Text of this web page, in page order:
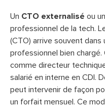
Un CTO externalisé ou
professionnel de la tech.
(CTO) arrive souvent
professionnel bien
comme directeur
salarié en interne en CDI.
peut intervenir de façon
un forfait mensuel. Ce